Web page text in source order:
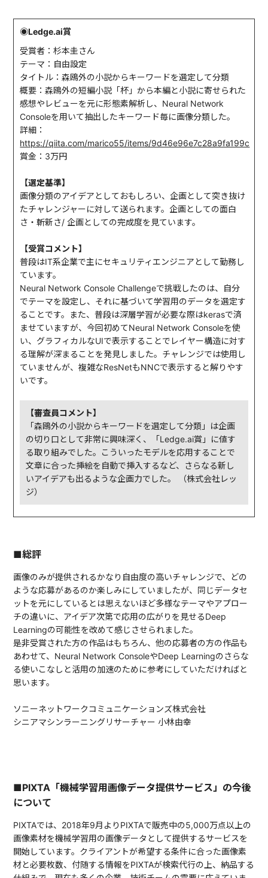
◉Ledge.ai賞
受賞者：杉本圭さん
テーマ：自由設定
タイトル：森鴎外の小説からキーワードを選定して分類
概要：森鴎外の短編小説「杯」から本編と小説に寄せられた
感想やレビューを元に形態素解析し、Neural Network
Consoleを用いて抽出したキーワード毎に画像分類した。
詳細：
https://qiita.com/marico55/items/9d46e96e7c28a9fa199c
賞金：3万円
【選定基準】
画像分類のアイデアとしておもしろい、企画として突き抜け
たチャレンジャーに対して送られます。企画としての面白
さ・斬新さ/ 企画としての完成度を見ています。
【受賞コメント】
普段はIT系企業で主にセキュリティエンジニアとして勤務し
ています。
Neural Network Console Challengeで挑戦したのは、自分
でテーマを設定し、それに基づいて学習用のデータを選定す
ることです。また、普段は深層学習が必要な際はkerasで済
ませていますが、今回初めてNeural Network Consoleを使
い、グラフィカルなUIで表示することでレイヤー構造に対す
る理解が深まることを発見しました。チャレンジでは使用し
ていませんが、複雑なResNetもNNCで表示すると解りやす
いです。
【審査員コメント】
「森鴎外の小説からキーワードを選定して分類」は企画
の切り口として非常に興味深く、「Ledge.ai賞」に値す
る取り組みでした。こういったモデルを応用することで
文章に合った挿絵を自動で挿入するなど、さらなる新し
いアイデアも出るような企画力でした。 （株式会社レッ
ジ）
■総評
画像のみが提供されるかなり自由度の高いチャレンジで、どの
ような応募があるのか楽しみにしていましたが、同じデータセ
ットを元にしているとは思えないほど多様なテーマやアプロー
チの違いに、アイデア次第で応用の広がりを見せるDeep
Learningの可能性を改めて感じさせられました。
是非受賞された方の作品はもちろん、他の応募者の方の作品も
あわせて、Neural Network ConsoleやDeep Learningのさらな
る使いこなしと活用の加速のために参考にしていただければと
思います。
ソニーネットワークコミュニケーションズ株式会社
シニアマシンラーニングリサーチャー 小林由幸
■PIXTA「機械学習用画像データ提供サービス」の今後
について
PIXTAでは、2018年9月よりPIXTAで販売中の5,000万点以上の
画像素材を機械学習用の画像データとして提供するサービスを
開始しています。クライアントが希望する条件に合った画像素
材と必要枚数、付随する情報をPIXTAが検索代行の上、納品する